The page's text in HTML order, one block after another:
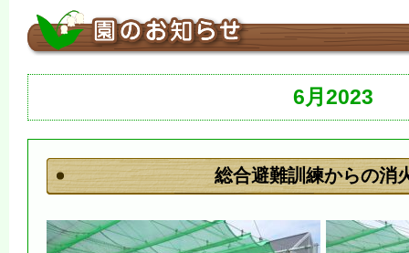
6月2023
総合避難訓練からの消